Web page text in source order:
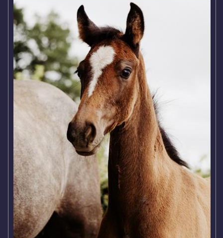
Nos cavaliers
Notre équipe
GÎTE